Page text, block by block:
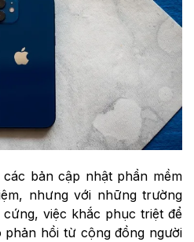
bản cập nhật phần mềm
nhưng với những trường
việc khắc phục triệt để
phản hồi từ cộng đồng người